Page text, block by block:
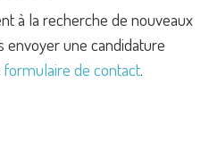
à la recherche de nouveaux
envoyer une candidature
formulaire de contact.